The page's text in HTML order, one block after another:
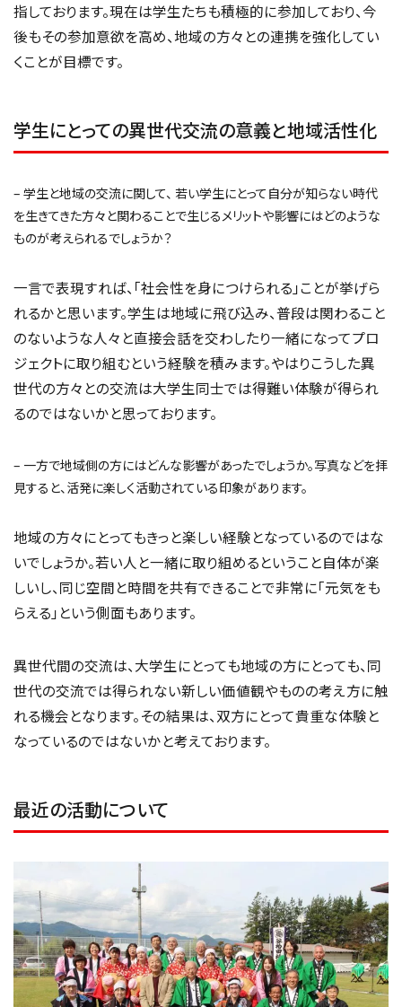
指しております。現在は学生たちも積極的に参加しており、今
後もその参加意欲を高め、地域の方々との連携を強化してい
くことが目標です。
学生にとっての異世代交流の意義と地域活性化
– 学生と地域の交流に関して、 若い学生にとって自分が知らない時代
を生きてきた方々と関わることで生じるメリットや影響にはどのような
ものが考えられるでしょうか？
一言で表現すれば、「社会性を身につけられる」ことが挙げら
れるかと思います。学生は地域に飛び込み、普段は関わること
のないような人々と直接会話を交わしたり一緒になってプロ
ジェクトに取り組むという経験を積みます。やはりこうした異
世代の方々との交流は大学生同士では得難い体験が得られ
るのではないかと思っております。
– 一方で地域側の方にはどんな影響があったでしょうか。写真などを拝
見すると、活発に楽しく活動されている印象があります。
地域の方々にとってもきっと楽しい経験となっているのではな
いでしょうか。若い人と一緒に取り組めるということ自体が楽
しいし、同じ空間と時間を共有できることで非常に「元気をも
らえる」という側面もあります。
異世代間の交流は、大学生にとっても地域の方にとっても、同
世代の交流では得られない新しい価値観やものの考え方に触
れる機会となります。その結果は、双方にとって貴重な体験と
なっているのではないかと考えております。
最近の活動について